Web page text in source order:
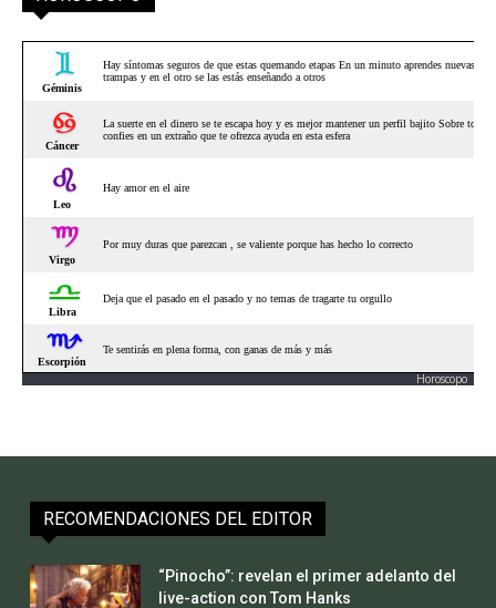
Horoscopo
RECOMENDACIONES DEL EDITOR
“Pinocho”: revelan el primer adelanto del
live-action con Tom Hanks